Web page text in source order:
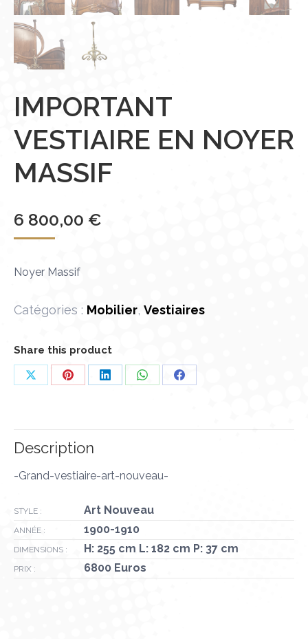
IMPORTANT
VESTIAIRE EN NOYER
MASSIF
6 800,00 €
Noyer Massif
Catégories : Mobilier, Vestiaires
Share this product
PartagerPartagerPartagerPartagerPartager
Description
-Grand-vestiaire-art-nouveau-
STYLE : Art Nouveau
ANNÉE : 1900-1910
DIMENSIONS : H: 255 cm L: 182 cm P: 37 cm
PRIX : 6800 Euros